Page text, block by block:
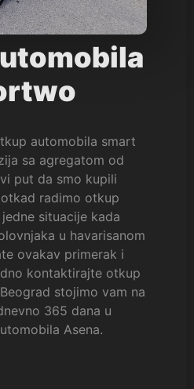
automobila smart
sa agregatom od
put da smo kupili
radimo otkup
situacije kada
u havarisanom
ovakav primerak i
kontaktirajte otkup
stojimo vam na
365 dana u
Asena.